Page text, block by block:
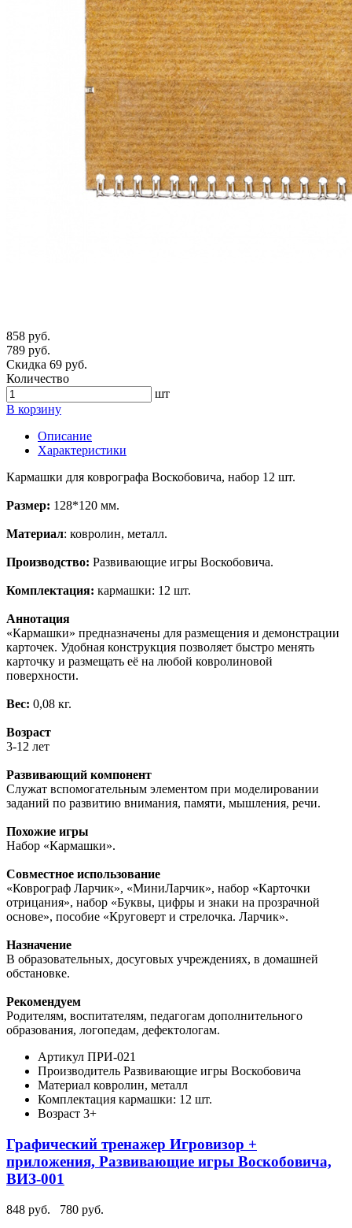
858 руб.
789 руб.
Скидка 69 руб.
Количество
шт
В корзину
Описание
Характеристики
Кармашки для коврографа Воскобовича, набор 12 шт.
Размер: 128*120 мм.
Материал: ковролин, металл.
Производство: Развивающие игры Воскобовича.
Комплектация: кармашки: 12 шт.
Аннотация
«Кармашки» предназначены для размещения и демонстрации
карточек. Удобная конструкция позволяет быстро менять
карточку и размещать её на любой ковролиновой
поверхности.
Вес: 0,08 кг.
Возраст
3-12 лет
Развивающий компонент
Служат вспомогательным элементом при моделировании
заданий по развитию внимания, памяти, мышления, речи.
Похожие игры
Набор «Кармашки».
Совместное использование
«Коврограф Ларчик», «МиниЛарчик», набор «Карточки
отрицания», набор «Буквы, цифры и знаки на прозрачной
основе», пособие «Круговерт и стрелочка. Ларчик».
Назначение
В образовательных, досуговых учреждениях, в домашней
обстановке.
Рекомендуем
Родителям, воспитателям, педагогам дополнительного
образования, логопедам, дефектологам.
Артикул ПРИ-021
Производитель Развивающие игры Воскобовича
Материал ковролин, металл
Комплектация кармашки: 12 шт.
Возраст 3+
Графический тренажер Игровизор +
приложения, Развивающие игры Воскобовича,
ВИЗ-001
848 руб.
780 руб.